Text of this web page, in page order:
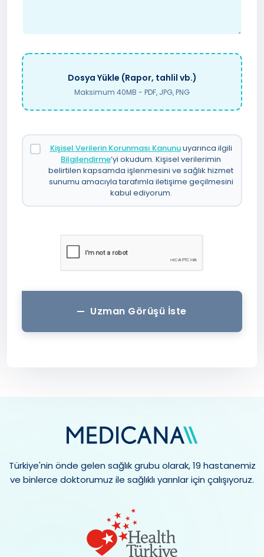
Dosya Yükle (Rapor, tahlil vb.)
Maksimum 40MB - PDF, JPG, PNG
Kişisel Verilerin Korunması Kanunuuyarınca ilgili
Bilgilendirme’yi okudum. Kişisel verilerimin
belirtilen kapsamda işlenmesini ve sağlık hizmet
sunumu amacıyla tarafımla iletişime geçilmesini
kabul ediyorum.
Uzman Görüşü İste
Türkiye'nin önde gelen sağlık grubu olarak, 19 hastanemiz
ve binlerce doktorumuz ile sağlıklı yarınlar için çalışıyoruz.